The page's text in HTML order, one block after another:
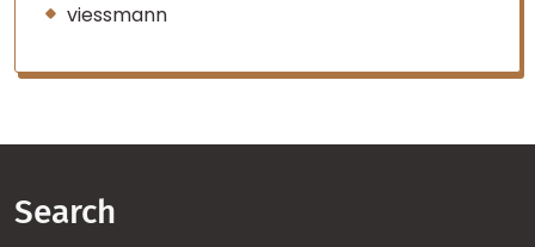
viessmann
Search